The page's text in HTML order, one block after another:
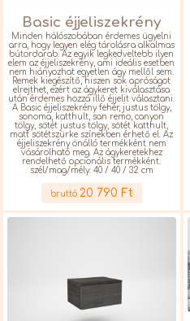
Basic éjjeliszekrény
Minden hálószobában érdemes ügyelni
arra, hogy legyen elég tárolásra alkalmas
bútordarab. Az egyik legkedveltebb ilyen
elem az éjjeliszekrény, ami ideális esetben
nem hiányozhat egyetlen ágy mellől sem.
Remek kiegészítő, hiszen sok apróságot
elrejthet, ezért az ágykeret kiválasztása
után érdemes hozzá illő éjjelit választani.
A Basic éjjeliszekrény fehér, justus tölgy,
sonoma, katthult, san remo, canyon
tölgy, sötét justus tölgy, sötét katthult,
matt sötétszürke színekben érhető el. Az
éjjeliszekrény önálló termékként nem
vásárolható meg. Az ágykeretekhez
rendelhető opcionális termékként.
szél/mag/mély: 40 / 40 / 32 cm
Részletek
bruttó 20 790 Ft